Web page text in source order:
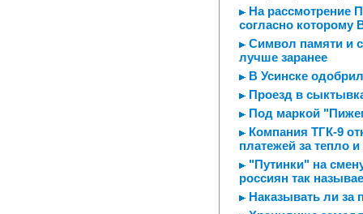
На рассмотрение
согласно которому
Символ памяти и
лучше заранее
В Усинске
Проезд в
Под маркой
Компания ТГК-9
платежей за тепло
"Путинки" на
россиян так
Наказывать ли за